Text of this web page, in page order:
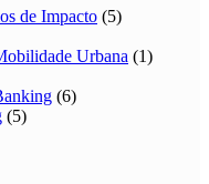
de Impacto (5)
Urbana (1)
(6)
(5)